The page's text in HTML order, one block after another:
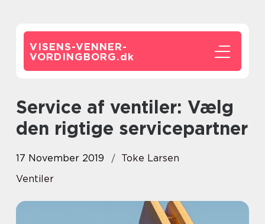
VISENS-VENNER-
VORDINGBORG.dk
Service af ventiler: Vælg
den rigtige servicepartner
17 November 2019
Toke Larsen
Ventiler